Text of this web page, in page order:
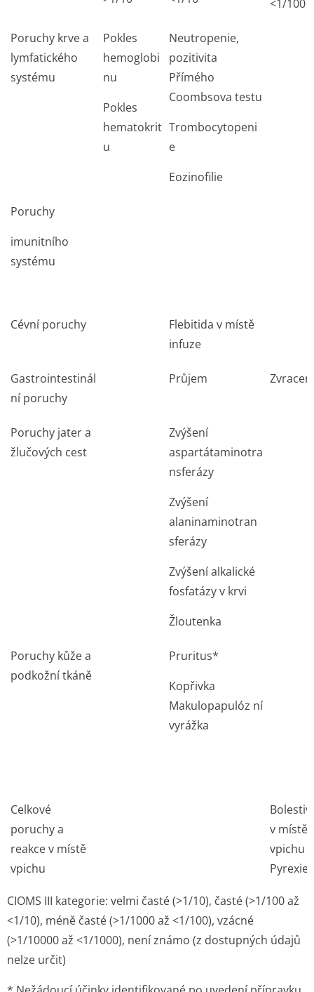
<1/100
Poruchy krve a
lymfatického
systému
Pokles
hemoglobi
nu
Pokles
hematokrit
u
Neutropenie,
pozitivita
Přímého
Coombsova testu
Trombocytopeni
e
Eozinofilie
Poruchy
imunitního
systému
Cévní poruchy
Flebitida v místě
infuze
Gastrointestinál
ní poruchy
Průjem
Poruchy jater a
žlučových cest
Zvýšení
aspartátaminotra
nsferázy
Zvýšení
alaninaminotran
sferázy
Zvýšení alkalické
fosfatázy v krvi
Žloutenka
Poruchy kůže a
podkožní tkáně
Pruritus*
Kopřivka
Makulopapulóz ní
vyrážka
Celkové
poruchy a
reakce v místě
vpichu
v místě
vpichu
Pyrexie
CIOMS III kategorie: velmi časté (>1/10), časté (>1/100 až
<1/10), méně časté (>1/1000 až <1/100), vzácné
(>1/10000 až <1/1000), není známo (z dostupných údajů
nelze určit)